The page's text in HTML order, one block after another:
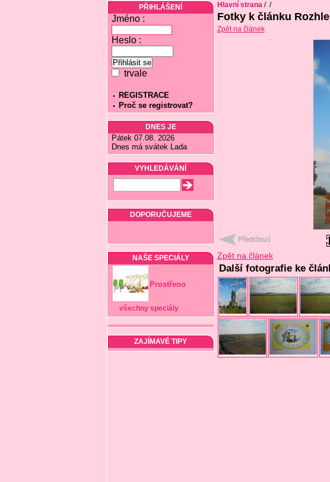
PŘIHLÁŠENÍ
Jméno :
Heslo :
trvale
REGISTRACE
Proč se registrovat?
DNES JE
Pátek 07.08. 2026
Dnes má svátek Lada
VYHLEDÁVÁNÍ
DOPORUČUJEME
NAŠE SPECIÁLY
Prostřeno
všechny speciály
ZAJÍMAVÉ TIPY
Hlavní strana/ /
Fotky k článku
Zpět na článek
Zpět na článek
Další fotografie ke